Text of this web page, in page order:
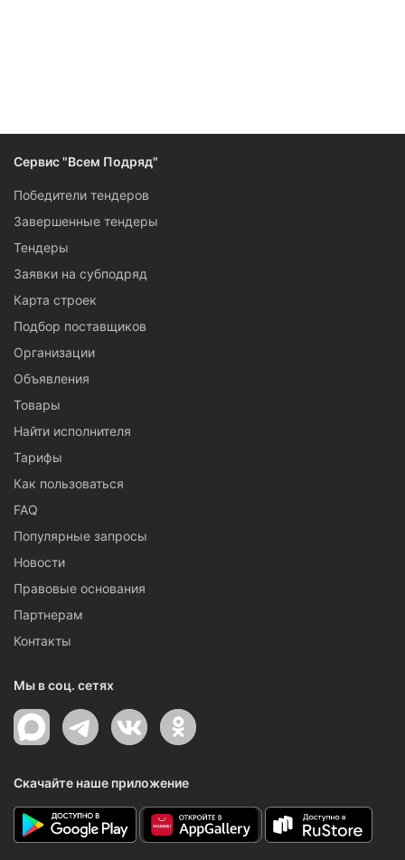
Сервис "Всем Подряд"
Победители тендеров
Завершенные тендеры
Тендеры
Заявки на субподряд
Карта строек
Подбор поставщиков
Организации
Объявления
Товары
Найти исполнителя
Тарифы
Как пользоваться
FAQ
Популярные запросы
Новости
Правовые основания
Партнерам
Контакты
Мы в соц. сетях
Скачайте наше приложение